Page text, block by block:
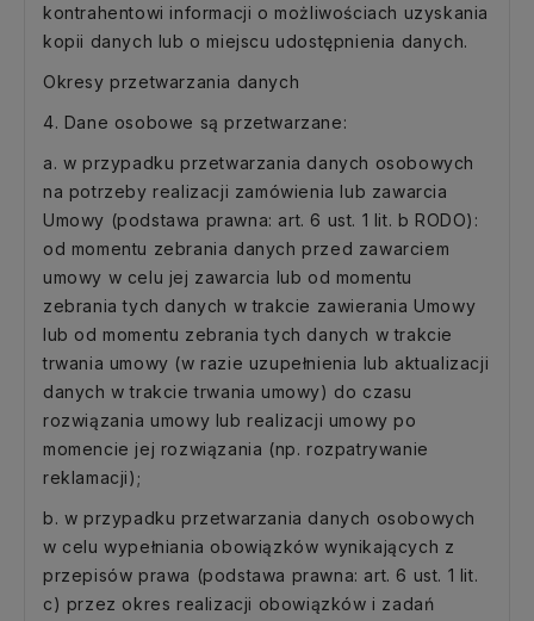
kontrahentowi informacji o możliwościach uzyskania
kopii danych lub o miejscu udostępnienia danych.
Okresy przetwarzania danych
4. Dane osobowe są przetwarzane:
a. w przypadku przetwarzania danych osobowych
na potrzeby realizacji zamówienia lub zawarcia
Umowy (podstawa prawna: art. 6 ust. 1 lit. b RODO):
od momentu zebrania danych przed zawarciem
umowy w celu jej zawarcia lub od momentu
zebrania tych danych w trakcie zawierania Umowy
lub od momentu zebrania tych danych w trakcie
trwania umowy (w razie uzupełnienia lub aktualizacji
danych w trakcie trwania umowy) do czasu
rozwiązania umowy lub realizacji umowy po
momencie jej rozwiązania (np. rozpatrywanie
reklamacji);
b. w przypadku przetwarzania danych osobowych
w celu wypełniania obowiązków wynikających z
przepisów prawa (podstawa prawna: art. 6 ust. 1 lit.
c) przez okres realizacji obowiązków i zadań